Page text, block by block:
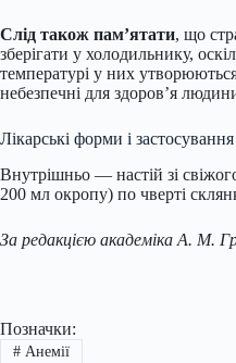
Слід також пам’ятати, що
зберігати у холодильнику,
температурі у них
небезпечні для здоров’я
Лікарські форми і застосування
Внутрішньо — настій зі
200 мл окропу) по чверті
За редакцією академіка А. М.
Позначки:
#Анемії